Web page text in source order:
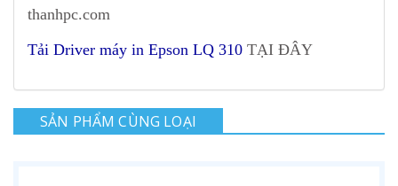
thanhpc.com
Tải Driver máy in Epson LQ 310 TẠI ĐÂY
SẢN PHẨM CÙNG LOẠI